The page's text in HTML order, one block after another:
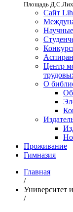
Площадь
Сайт
Центр
О
Проживание
Гимназия
Главная
/
/